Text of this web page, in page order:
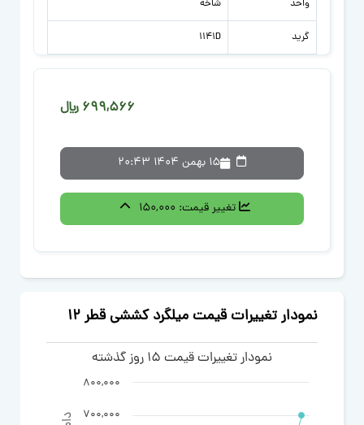
واحد شاخه
گرید 1141D
699,566 ﷼
تغییر قیمت: 150,000
15 بهمن 1404 20:43
نمودار تغییرات قیمت میلگرد کششی قطر 12
نمودار تغییرات قیمت 15 روز گذشته
700,000
800,000